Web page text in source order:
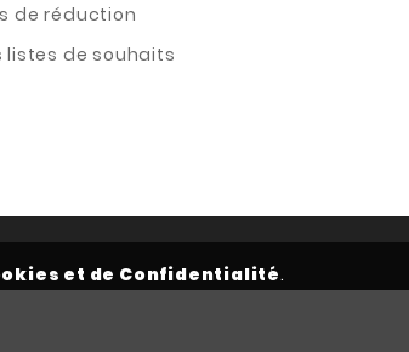
et de Confidentialité.
de réduction
listes de souhaits